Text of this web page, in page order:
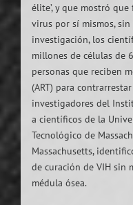
élite’, y que mostró
virus por sí mismos,
investigación, los
millones de células de
personas que reciben
(ART) para
investigadores del
a científicos de la
Tecnológico de
Massachusetts,
de curación de VIH sin
médula ósea.